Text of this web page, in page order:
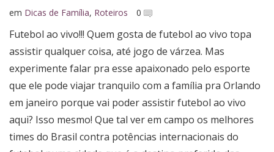
em Dicas de Família, Roteiros 0
Futebol ao vivo!!! Quem gosta de futebol ao vivo topa
assistir qualquer coisa, até jogo de várzea. Mas
experimente falar pra esse apaixonado pelo esporte
que ele pode viajar tranquilo com a família pra Orlando
em janeiro porque vai poder assistir futebol ao vivo
aqui? Isso mesmo! Que tal ver em campo os melhores
times do Brasil contra potências internacionais do